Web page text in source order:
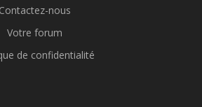
Contactez-nous
Votre forum
de confidentialité